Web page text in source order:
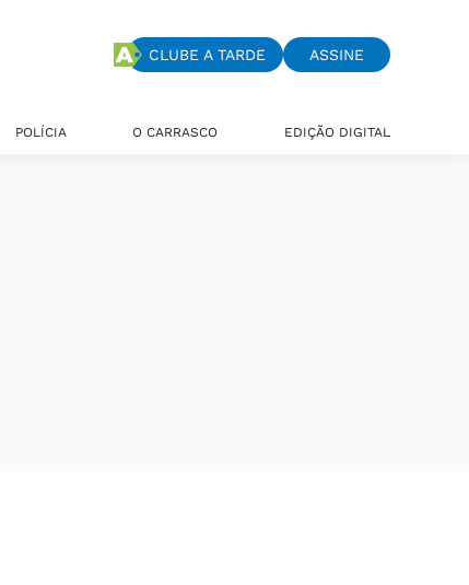
CLUBE A TARDE ASSINE
POLÍCIA O CARRASCO EDIÇÃO DIGITAL